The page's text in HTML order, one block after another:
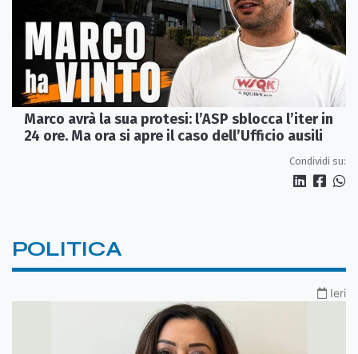
Marco avrà la sua protesi: l’ASP sblocca l’iter in
24 ore. Ma ora si apre il caso dell’Ufficio ausili
Condividi su:
POLITICA
Ieri